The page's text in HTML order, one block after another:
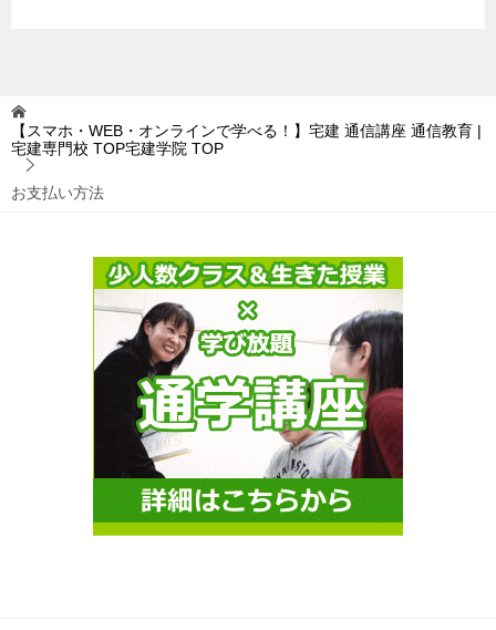
【スマホ・WEB・オンラインで学べる！】宅建 通信講座 通信教育 |
宅建専門校 TOP宅建学院 TOP
お支払い方法